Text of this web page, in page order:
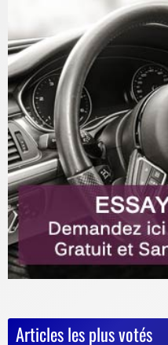
Articles les plus votés